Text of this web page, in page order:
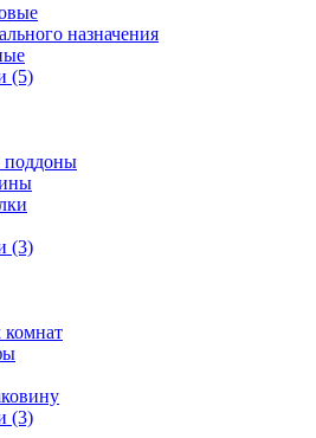
назначения
(5)
(3)
(3)